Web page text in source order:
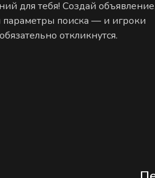
для тебя! Создай
поиска — и игроки
обязательно откликнутся.